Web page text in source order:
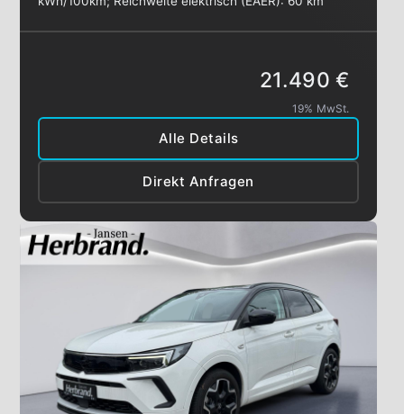
Alle Details
Direkt Anfragen
21.490 €
19% MwSt.